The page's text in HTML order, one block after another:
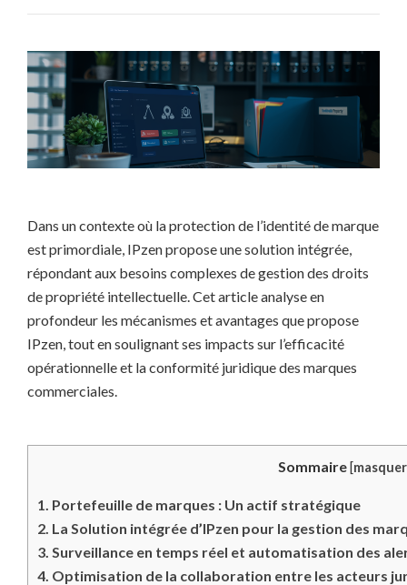
Dans un contexte où la protection de l’identité de marque
est primordiale, IPzen propose une solution intégrée,
répondant aux besoins complexes de gestion des droits
de propriété intellectuelle. Cet article analyse en
profondeur les mécanismes et avantages que propose
IPzen, tout en soulignant ses impacts sur l’efficacité
opérationnelle et la conformité juridique des marques
commerciales.
Sommaire [masquer
1. Portefeuille de marques : Un actif stratégique
2. La Solution intégrée d’IPzen pour la gestion des
3. Surveillance en temps réel et automatisation des
4. Optimisation de la collaboration entre les acteurs